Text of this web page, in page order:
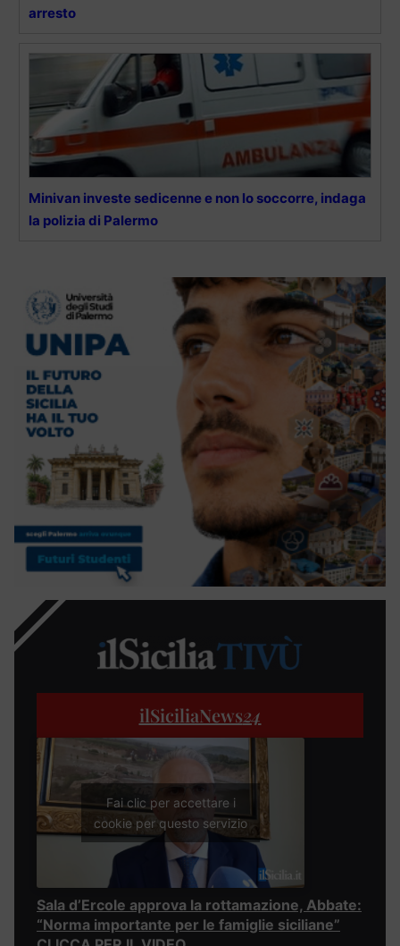
arresto
Minivan investe sedicenne e non lo soccorre, indaga
la polizia di Palermo
ilSiciliaNews24
Fai clic per accettare i
cookie per questo servizio
Sala d’Ercole approva la rottamazione, Abbate:
“Norma importante per le famiglie siciliane”